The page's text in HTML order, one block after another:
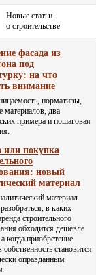
Новые статьи
о строительстве
фасада из
под
на что
внимание
нормативы,
материалов, два
примера и пошаговая
или покупка
новый
материал
материал
в каких
строительного
обходится дешевле
когда приобретение
собственность становится
оправданным